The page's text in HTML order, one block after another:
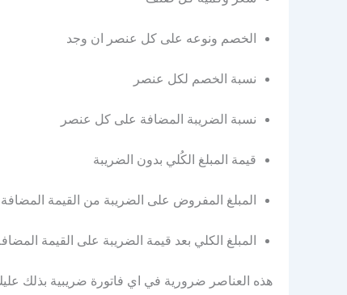
الخصم ونوعه على كل عنصر ان وجد
نسبة الخصم لكل عنصر
نسبة الضريبة المضافة على كل عنصر
قيمة المبلغ الكُلي بدون الضريبة
المبلغ المفروض على الضريبة من القيمة المضافة
المبلغ الكلي بعد قيمة الضريبة على القيمة
هذه العناصر ضرورية في اي فاتورة ضريبية بذلك